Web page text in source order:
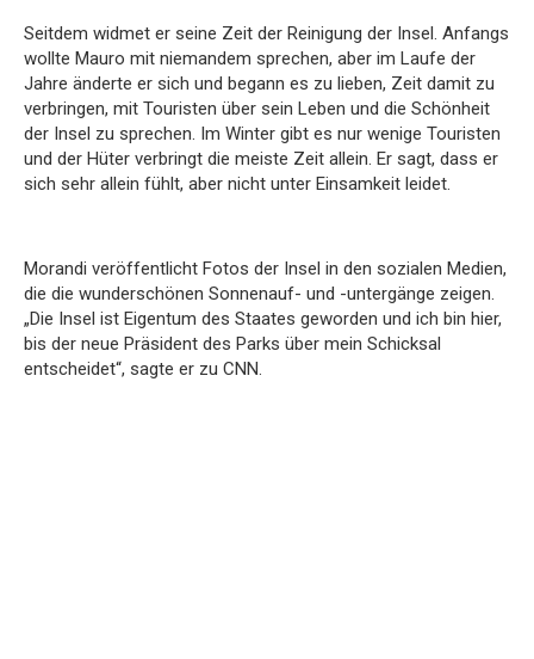
Seitdem widmet er seine Zeit der Reinigung der Insel. Anfangs
wollte Mauro mit niemandem sprechen, aber im Laufe der
Jahre änderte er sich und begann es zu lieben, Zeit damit zu
verbringen, mit Touristen über sein Leben und die Schönheit
der Insel zu sprechen. Im Winter gibt es nur wenige Touristen
und der Hüter verbringt die meiste Zeit allein. Er sagt, dass er
sich sehr allein fühlt, aber nicht unter Einsamkeit leidet.
Morandi veröffentlicht Fotos der Insel in den sozialen Medien,
die die wunderschönen Sonnenauf- und -untergänge zeigen.
„Die Insel ist Eigentum des Staates geworden und ich bin hier,
bis der neue Präsident des Parks über mein Schicksal
entscheidet“, sagte er zu CNN.